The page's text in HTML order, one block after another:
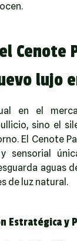
Cenote
lujo
en el
sino el
El Cenote
sensorial
aguas
de luz natural.
Estratégica y